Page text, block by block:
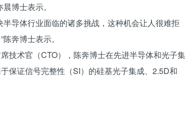
博士表示。
导体行业面临的诸多挑战，这种机会让人很难拒
奔博士表示。
技术官（CTO），陈奔博士在先进半导体和光子集
保证信号完整性（SI）的硅基光子集成、2.5D和